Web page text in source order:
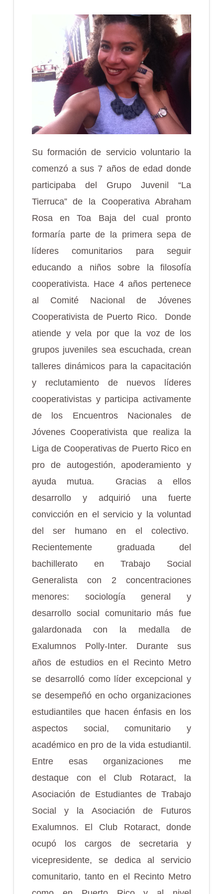
Su formación de servicio voluntario la
comenzó a sus 7 años de edad donde
participaba del Grupo Juvenil “La
Tierruca” de la Cooperativa Abraham
Rosa en Toa Baja del cual pronto
formaría parte de la primera sepa de
líderes comunitarios para seguir
educando a niños sobre la filosofía
cooperativista. Hace 4 años pertenece
al Comité Nacional de Jóvenes
Cooperativista de Puerto Rico. Donde
atiende y vela por que la voz de los
grupos juveniles sea escuchada, crean
talleres dinámicos para la capacitación
y reclutamiento de nuevos líderes
cooperativistas y participa activamente
de los Encuentros Nacionales de
Jóvenes Cooperativista que realiza la
Liga de Cooperativas de Puerto Rico en
pro de autogestión, apoderamiento y
ayuda mutua. Gracias a ellos
desarrollo y adquirió una fuerte
convicción en el servicio y la voluntad
del ser humano en el colectivo.
Recientemente graduada del
bachillerato en Trabajo Social
Generalista con 2 concentraciones
menores: sociología general y
desarrollo social comunitario más fue
galardonada con la medalla de
Exalumnos Polly-Inter. Durante sus
años de estudios en el Recinto Metro
se desarrolló como líder excepcional y
se desempeñó en ocho organizaciones
estudiantiles que hacen énfasis en los
aspectos social, comunitario y
académico en pro de la vida estudiantil.
Entre esas organizaciones me
destaque con el Club Rotaract, la
Asociación de Estudiantes de Trabajo
Social y la Asociación de Futuros
Exalumnos. El Club Rotaract, donde
ocupó los cargos de secretaria y
vicepresidente, se dedica al servicio
comunitario, tanto en el Recinto Metro